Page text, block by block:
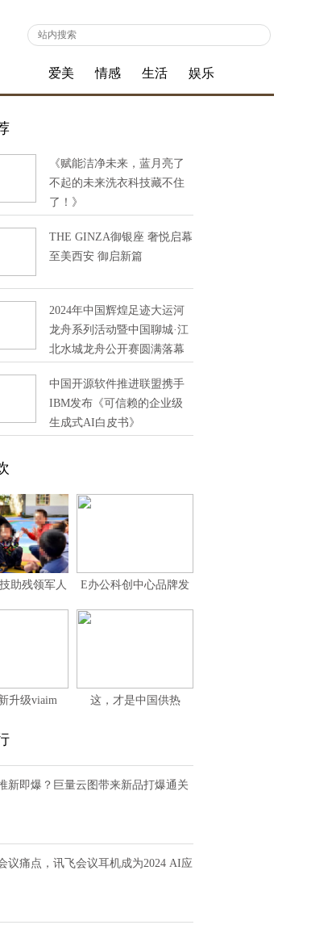
爱美 情感 生活 娱乐
《赋能洁净未来，蓝月亮了
不起的未来洗衣科技藏不住
了！》
THE GINZA御银座 奢悦启幕
至美西安 御启新篇
2024年中国辉煌足迹大运河
龙舟系列活动暨中国聊城·江
北水城龙舟公开赛圆满落幕
中国开源软件推进联盟携手
IBM发布《可信赖的企业级
生成式AI白皮书》
助残领军人
点亮希望之
E办公科创中心品牌发
布会在杭州圆满举办
升级viaim
这，才是中国供热
新即爆？巨量云图带来新品打爆通关
议痛点，讯飞会议耳机成为2024 AI应